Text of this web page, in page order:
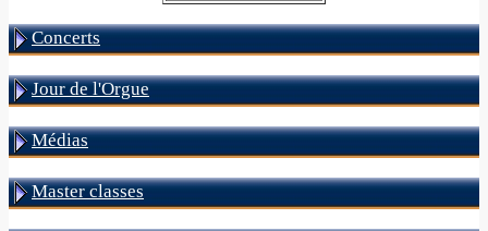
Concerts
Jour de l'Orgue
Médias
Master classes